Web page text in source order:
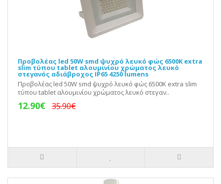
Προβολέας led 50W smd ψυχρό λευκό φώς 6500Κ extra
slim τύπου tablet αλουμινίου χρώματος λευκό
στεγανός αδιάβροχος IP65 4250 lumens
Προβολέας led 50W smd ψυχρό λευκό φώς 6500Κ extra slim
τύπου tablet αλουμινίου χρώματος λευκό στεγαν..
12.90€ 35.90€